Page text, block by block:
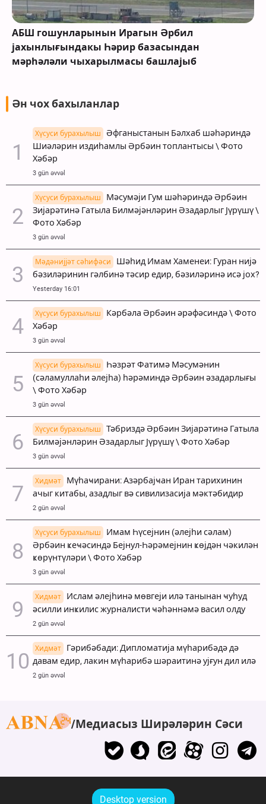
АБШ гошунларынын Ирагын Әрбил
јахынлығындакы Һәрир базасындан
мәрһәләли чыхарылмасы башлајыб
Ән чох бахыланлар
Хүсуси бурахылыш
Әфганыстанын Бәлхаб шәһәриндә
Шиәләрин издиһамлы Әрбәин топлантысы \ Фото
Хәбәр
3 gün əvvəl
Хүсуси бурахылыш
Мәсумәји Гум шәһәриндә Әрбәин
Зијарәтинә Гатыла Билмәјәнләрин Әзадарлыг Јүрүшү \
Фото Хәбәр
3 gün əvvəl
Мәдәнијјәт сәһифәси
Шәһид Имам Хаменеи: Гуран нијә
бәзиләринин гәлбинә тәсир едир, бәзиләринә исә јох?
Yesterday 16:01
Хүсуси бурахылыш
Кәрбәла Әрбәин әрәфәсиндә \ Фото
Хәбәр
3 gün əvvəl
Хүсуси бурахылыш
Һәзрәт Фатимә Мәсумәнин
(сәламуллаһи әлејһа) һәрәминдә Әрбәин әзадарлығы
\ Фото Хәбәр
3 gün əvvəl
Хүсуси бурахылыш
Тәбриздә Әрбәин Зијарәтинә Гатыла
Билмәјәнләрин Әзадарлыг Јүрүшү \ Фото Хәбәр
3 gün əvvəl
Хидмәт
Мүһаҹирани: Азәрбајҹан Иран тарихинин
ачыг китабы, азадлыг вә сивилизасија мәктәбидир
2 gün əvvəl
Хүсуси бурахылыш
Имам Һүсејнин (әлејһи сәлам)
Әрбәин ҝеҹәсиндә Бејнул-Һәрәмејнин ҝөјдән чәкилән
ҝөрүнтүләри \ Фото Хәбәр
3 gün əvvəl
Хидмәт
Ислам әлејһинә мөвгеји илә танынан ҹуһуд
әсилли инҝилис журналисти ҹәһәннәмә васил олду
2 gün əvvəl
Хидмәт
Гәрибәбади: Дипломатија мүһарибәдә дә
давам едир, лакин мүһарибә шәраитинә ујғун дил илә
2 gün əvvəl
Медиасыз Ширәләрин Сәси
Desktop version